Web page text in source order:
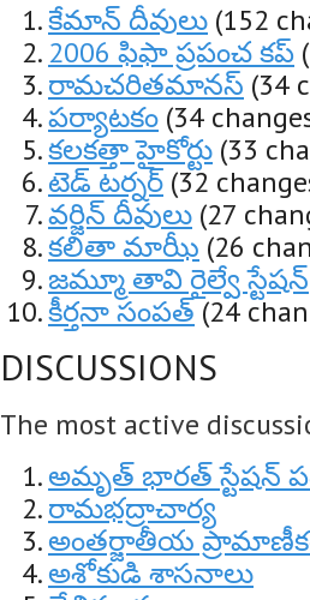
కేమాన్ దీవులు (152
2006 ఫిఫా ప్రపంచ కప్
రామచరితమానస్ (34
పర్యాటకం (34
కలకత్తా హైకోర్టు (33
టెడ్ టర్నర్ (32
వర్జిన్ దీవులు (27
కలితా మాఝీ (26
జమ్మూ తావి రైల్వే స్టేషన్
కీర్తనా సంపత్(24
DISCUSSIONS
The most active
అమృత్ భారత్ స్టేషన్
రామభద్రాచార్య
అంతర్జాతీయ
అశోకుడి శాసనాలు